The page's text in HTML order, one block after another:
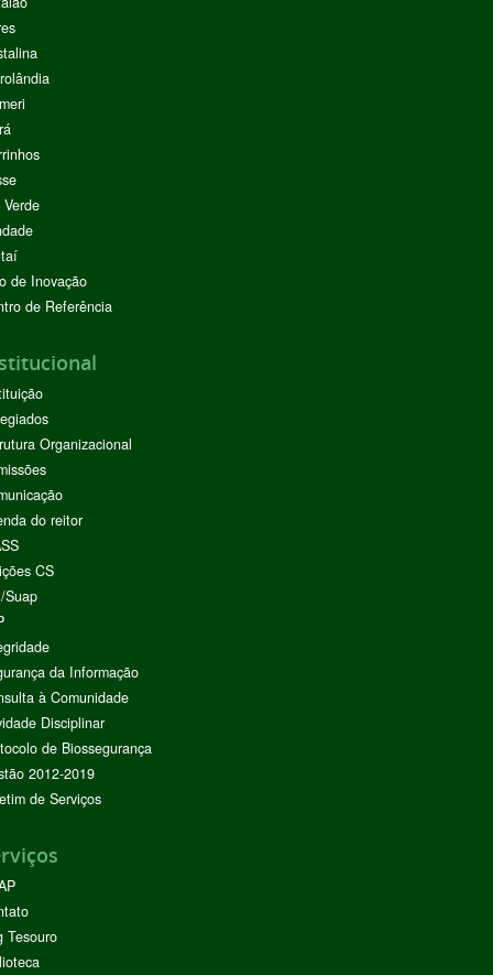
de Inovação
de Referência
Organizacional
do reitor
CS
Suap
da Informação
à Comunidade
Disciplinar
de Biossegurança
2012-2019
de Serviços
Tesouro